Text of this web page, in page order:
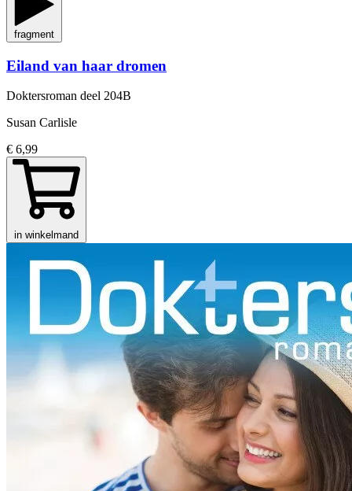
fragment
Eiland van haar dromen
Doktersroman deel 204B
Susan Carlisle
€ 6,99
in winkelmand